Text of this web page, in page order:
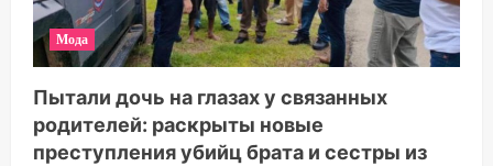
Мода
Пытали дочь на глазах у связанных
родителей: раскрыты новые
преступления убийц брата и сестры из